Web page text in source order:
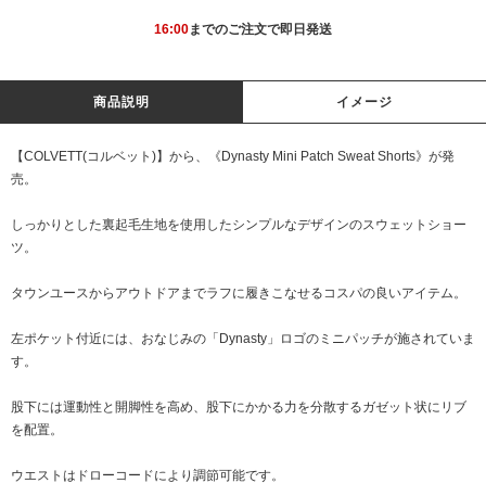
16:00までのご注文で即日発送
商品説明 イメージ
【COLVETT(コルベット)】から、《Dynasty Mini Patch Sweat Shorts》が発
売。
しっかりとした裏起毛生地を使用したシンプルなデザインのスウェットショー
ツ。
タウンユースからアウトドアまでラフに履きこなせるコスパの良いアイテム。
左ポケット付近には、おなじみの「Dynasty」ロゴのミニパッチが施されていま
す。
股下には運動性と開脚性を高め、股下にかかる力を分散するガゼット状にリブ
を配置。
ウエストはドローコードにより調節可能です。